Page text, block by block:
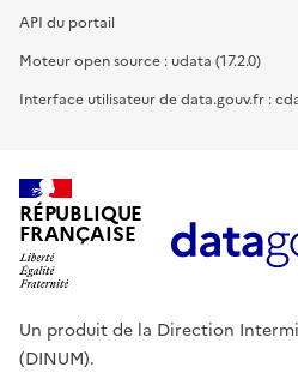
API du portail
Moteur open source : udata (17.2.0)
Interface utilisateur de data.gouv.fr :
RÉPUBLIQUE
FRANÇAISE
Un produit de la Direction
(DINUM).